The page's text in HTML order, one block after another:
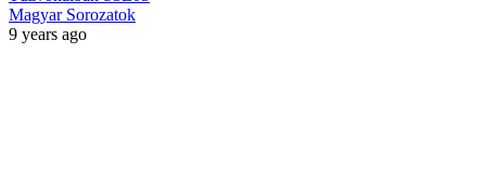
Magyar Sorozatok
9 years ago